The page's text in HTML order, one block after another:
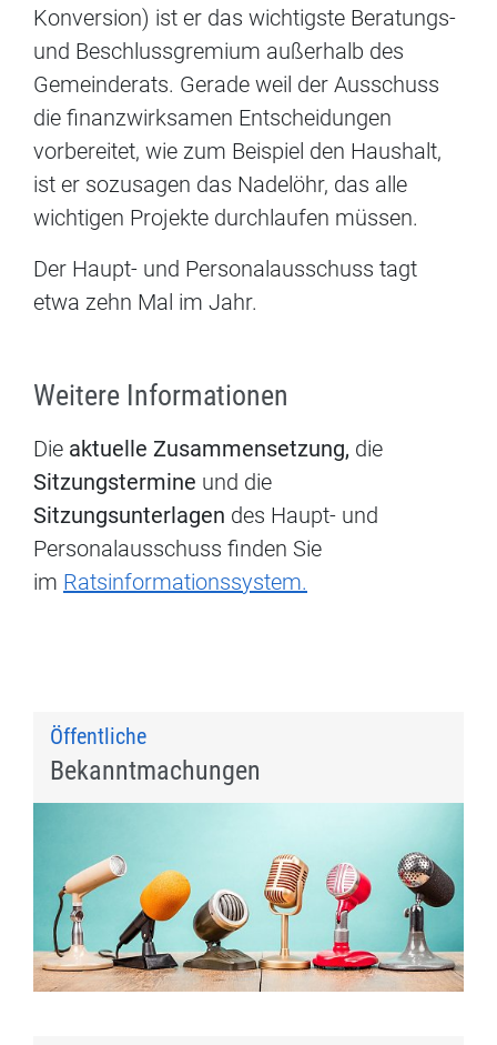
Konversion) ist er das wichtigste Beratungs-
und Beschlussgremium außerhalb des
Gemeinderats. Gerade weil der Ausschuss
die finanzwirksamen Entscheidungen
vorbereitet, wie zum Beispiel den Haushalt,
ist er sozusagen das Nadelöhr, das alle
wichtigen Projekte durchlaufen müssen.
Der Haupt- und Personalausschuss tagt
etwa zehn Mal im Jahr.
Weitere Informationen
Die aktuelle Zusammensetzung, die
Sitzungstermine und die
Sitzungsunterlagen des Haupt- und
Personalausschuss finden Sie
im Ratsinformationssystem.
Öffentliche
Bekanntmachungen